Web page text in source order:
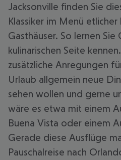
Jacksonville finden Sie
Klassiker im Menü
Gasthäuser. So lernen
kulinarischen Seite
zusätzliche Anregungen
Urlaub allgemein neue
sehen wollen und gerne
wäre es etwa mit einem
Buena Vista oder einem
Gerade diese Ausflüge
Pauschalreise nach